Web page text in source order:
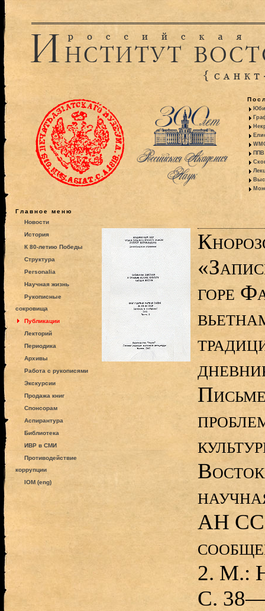
ППВ
Главное меню
Новости
История
К 80-летию Победы
Структура
Personalia
Научная жизнь
Рукописные
сокровища
Публикации
Лекторий
Периодика
Архивы
Работа с рукописями
Экскурсии
Продажа книг
Спонсорам
Аспирантура
Библиотека
ИВР в СМИ
Противодействие
коррупции
IOM (eng)
горе
АН
2. М.:
С.